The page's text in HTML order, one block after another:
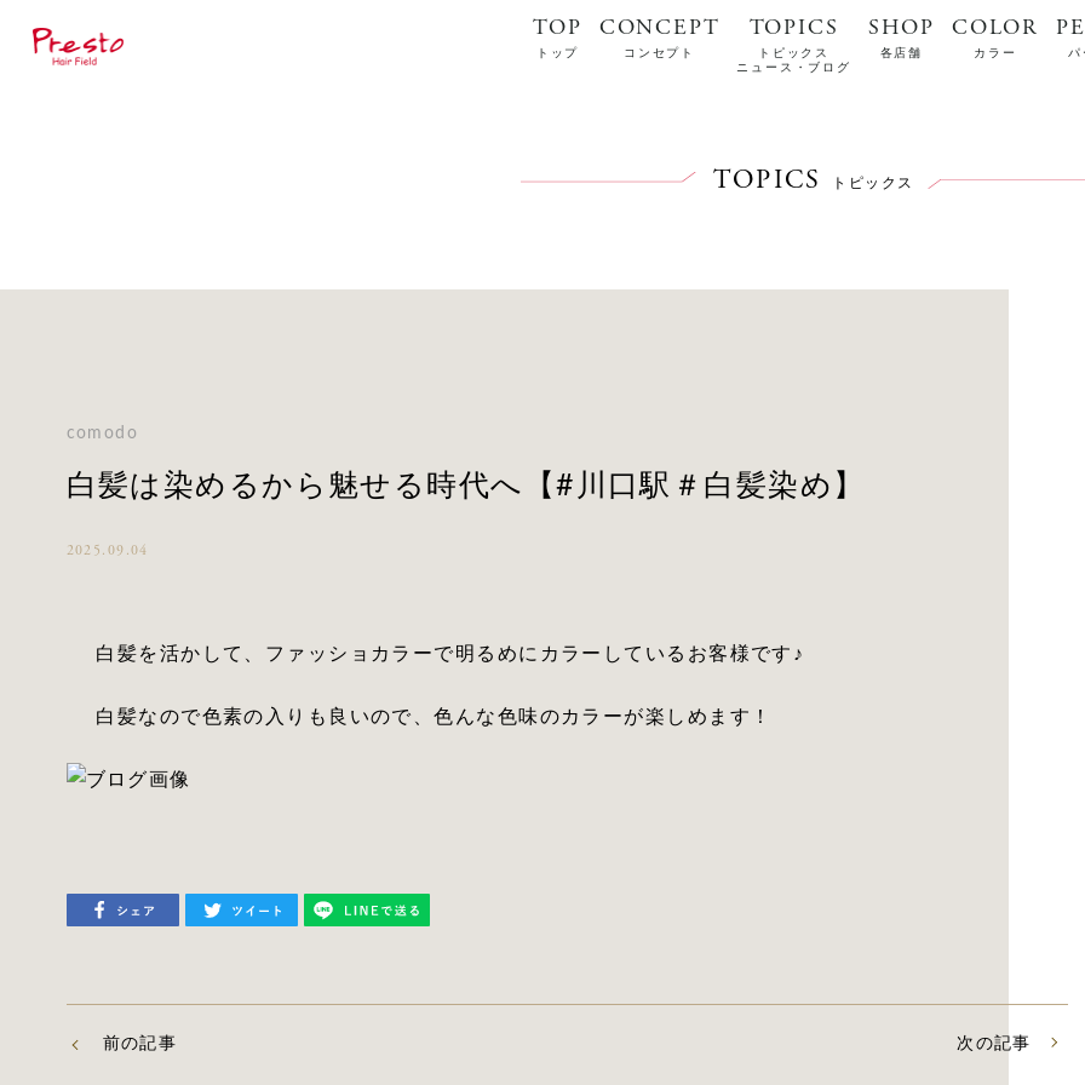
TOP
トップ
CONCEPT
コンセプト
TOPICS
トピックス
ニュース・ブログ
SHOP
各店舗
COLOR
カラー
TOPICS トピックス
comodo
白髪は染めるから魅せる時代へ【#川口駅＃白髪染め】
2025.09.04
白髪を活かして、ファッショカラーで明るめにカラーしているお客様です♪
白髪なので色素の入りも良いので、色んな色味のカラーが楽しめます！
前の記事 次の記事